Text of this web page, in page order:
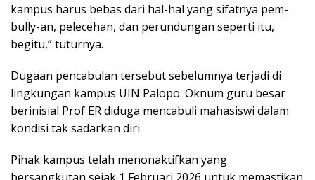
kampus harus bebas dari hal-hal yang sifatnya pem-
bully-an, pelecehan, dan perundungan seperti itu,
begitu,” tuturnya.
Dugaan pencabulan tersebut sebelumnya terjadi di
lingkungan kampus UIN Palopo. Oknum guru besar
berinisial Prof ER diduga mencabuli mahasiswi dalam
kondisi tak sadarkan diri.
Pihak kampus telah menonaktifkan yang